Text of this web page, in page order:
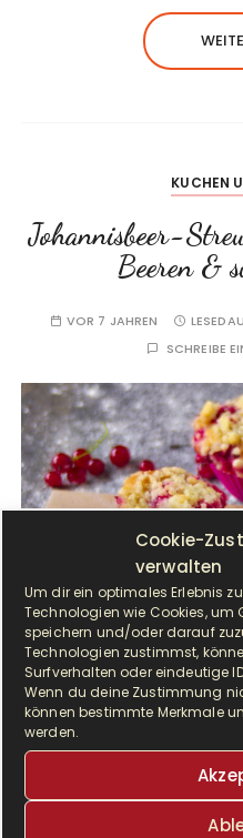
Cookie-
verwalten
Um dir ein optimales Erlebnis
Technologien wie Cookies, um
speichern und/oder darauf
Technologien zustimmst,
Surfverhalten oder eindeutige
Wenn du deine Zustimmung
können bestimmte Merkmale
werden.
KUCHEN
Johannisbeer-
Beeren &
VOR 7 JAHREN
SCHREIBE
D ie
Schwiegereltern
und wollen